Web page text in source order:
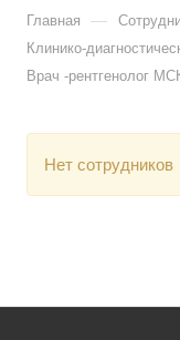
Главная —
Клинико-
Врач -рентгенолог
Нет сотрудников